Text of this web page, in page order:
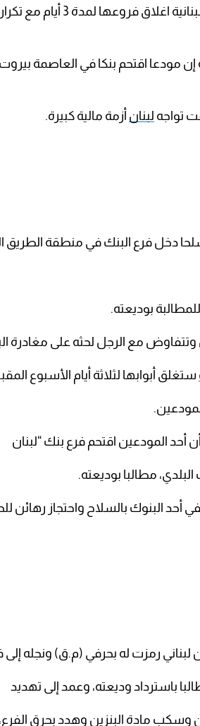
قررت البنوك اللبنانية اغلاق فروعها
إن مودعا اقتحم بنكا في العاصمة بيروت
تواجه لبنان أزمة مالية كبيرة.
دخل فرع البنك في منطقة الطريق
بوديعته.
مع الرجل لحثه على مغادرة
ستغلق أبوابها لثلاثة أيام الأسبوع
أحد المودعين اقتحم فرع بنك “لبنان
مطالبا بوديعته.
أحد البنوك بالسلاح واحتجاز رهائن
رمزت له بحرفي (م.ق) ونجله إلى
باسترداد وديعته، وعمد إلى تهديد
وسكب مادة البنزين وهدد بحرق